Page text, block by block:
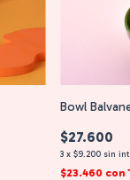
Bowl
$27.600
3 x $9.200 sin
$23.460 con